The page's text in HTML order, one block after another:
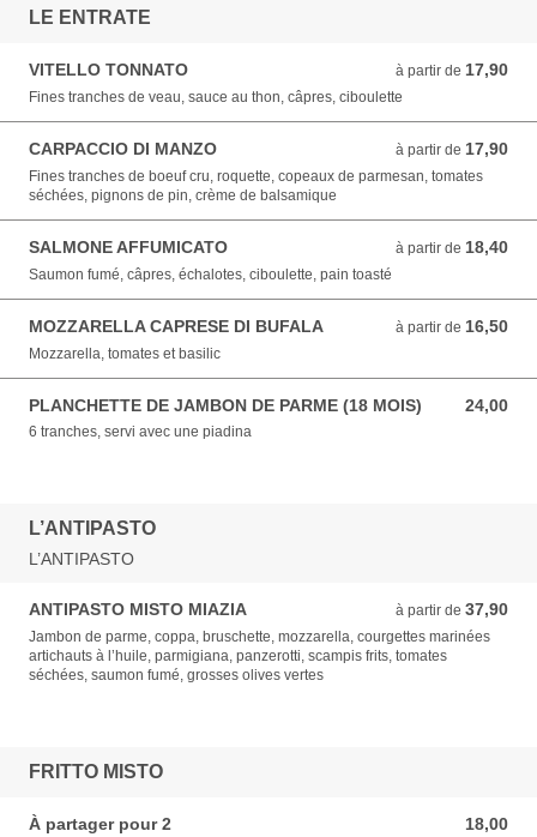
LE ENTRATE
VITELLO TONNATO à partir de 17,90
à partir de 17,90 EUR
Fines tranches de veau, sauce au thon, câpres, ciboulette
CARPACCIO DI MANZO à partir de 17,90
à partir de 17,90 EUR
Fines tranches de boeuf cru, roquette, copeaux de parmesan, tomates
séchées, pignons de pin, crème de balsamique
SALMONE AFFUMICATO à partir de 18,40
à partir de 18,40 EUR
Saumon fumé, câpres, échalotes, ciboulette, pain toasté
MOZZARELLA CAPRESE DI BUFALA à partir de 16,50
à partir de 16,50 EUR
Mozzarella, tomates et basilic
PLANCHETTE DE JAMBON DE PARME (18 MOIS) 24,00
24,00 EUR
6 tranches, servi avec une piadina
L’ANTIPASTO
L’ANTIPASTO
ANTIPASTO MISTO MIAZIA à partir de 37,90
à partir de 37,90 EUR
Jambon de parme, coppa, bruschette, mozzarella, courgettes marinées
artichauts à l’huile, parmigiana, panzerotti, scampis frits, tomates
séchées, saumon fumé, grosses olives vertes
FRITTO MISTO
À partager pour 2 18,00
18,00 EUR